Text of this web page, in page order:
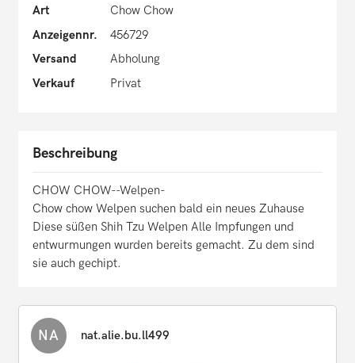
Art
Chow Chow
Anzeigennr.
456729
Versand
Abholung
Verkauf
Privat
Beschreibung
CHOW CHOW--Welpen-
Chow chow Welpen suchen bald ein neues Zuhause
Diese süßen Shih Tzu Welpen Alle Impfungen und
entwurmungen wurden bereits gemacht. Zu dem sind
sie auch gechipt.
NA nat.alie.bu.ll499